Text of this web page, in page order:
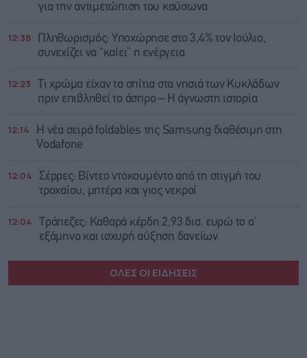
για την αντιμετώπιση του καύσωνα
12:38
Πληθωρισμός: Υποχώρησε στο 3,4% τον Ιούλιο,
συνεχίζει να “καίει” η ενέργεια
12:23
Τι χρώμα είχαν τα σπίτια στα νησιά των Κυκλάδων
πριν επιβληθεί το άσπρο – Η άγνωστη ιστορία
12:14
Η νέα σειρά foldables της Samsung διαθέσιμη στη
Vodafone
12:04
Σέρρες: Βίντεο ντοκουμέντο από τη στιγμή του
τροχαίου, μητέρα και γιος νεκροί
12:04
Τράπεζες: Καθαρά κέρδη 2,93 δισ. ευρώ το α’
εξάμηνο και ισχυρή αύξηση δανείων
ΟΛΕΣ ΟΙ ΕΙΔΗΣΕΙΣ